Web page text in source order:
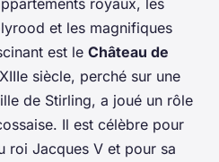
et les magnifiques
est le Château de
siècle, perché sur une
de Stirling, a joué un rôle
Il est célèbre pour
roi Jacques V et pour sa